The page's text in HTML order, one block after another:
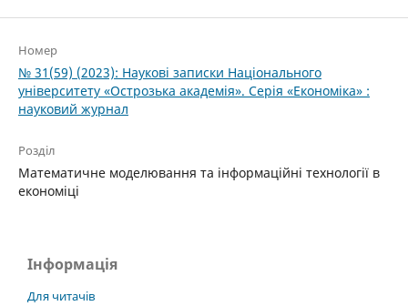
Номер
№ 31(59) (2023): Нау­кові записки Національного
університету «Ост­розька академія». Серія «Економіка» :
науковий журнал
Розділ
Математичне моделювання та інформаційні технології в
економіці
Інформація
Для читачів